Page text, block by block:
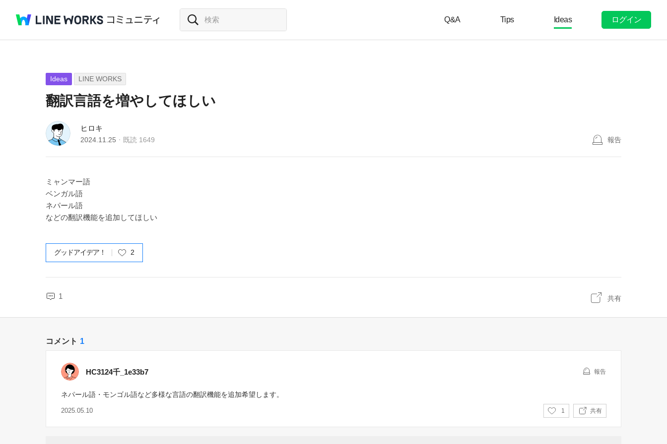
Q&A Tips Ideas ログイン
Ideas LINE WORKS
翻訳言語を増やしてほしい
ヒロキ
2024.11.25 既読 1649 報告
ミャンマー語
ベンガル語
ネパール語
などの翻訳機能を追加してほしい
グッドアイデア！ 2
1 共有
コメント 1
HC3124千_1e33b7 報告
ネパール語・モンゴル語など多様な言語の翻訳機能を追加希望します。
2025.05.10
い
1 共有